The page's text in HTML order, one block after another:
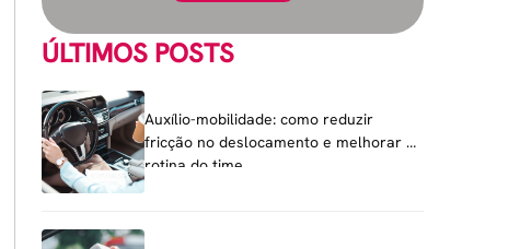
ÚLTIMOS POSTS
Auxílio-mobilidade: como reduzir
fricção no deslocamento e melhorar a
rotina do time